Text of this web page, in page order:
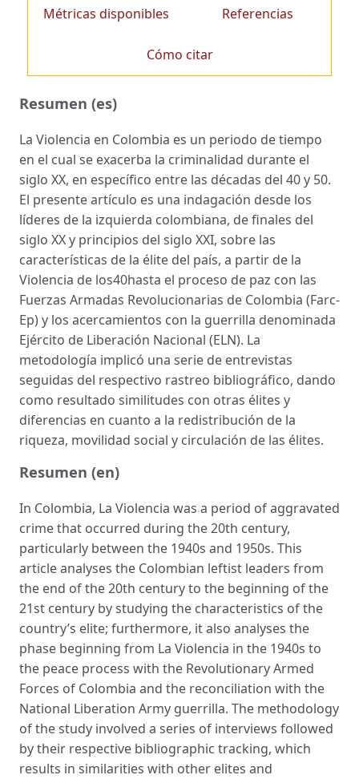
Métricas disponibles Referencias
Cómo citar
Resumen (es)
La Violencia en Colombia es un periodo de tiempo
en el cual se exacerba la criminalidad durante el
siglo XX, en específico entre las décadas del 40 y 50.
El presente artículo es una indagación desde los
líderes de la izquierda colombiana, de finales del
siglo XX y principios del siglo XXI, sobre las
características de la élite del país, a partir de la
Violencia de los40hasta el proceso de paz con las
Fuerzas Armadas Revolucionarias de Colombia (Farc-
Ep) y los acercamientos con la guerrilla denominada
Ejército de Liberación Nacional (ELN). La
metodología implicó una serie de entrevistas
seguidas del respectivo rastreo bibliográfico, dando
como resultado similitudes con otras élites y
diferencias en cuanto a la redistribución de la
riqueza, movilidad social y circulación de las élites.
Resumen (en)
In Colombia, La Violencia was a period of aggravated
crime that occurred during the 20th century,
particularly between the 1940s and 1950s. This
article analyses the Colombian leftist leaders from
the end of the 20th century to the beginning of the
21st century by studying the characteristics of the
country’s elite; furthermore, it also analyses the
phase beginning from La Violencia in the 1940s to
the peace process with the Revolutionary Armed
Forces of Colombia and the reconciliation with the
National Liberation Army guerrilla. The methodology
of the study involved a series of interviews followed
by their respective bibliographic tracking, which
results in similarities with other elites and